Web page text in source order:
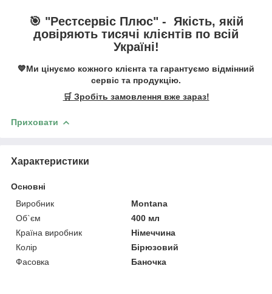
🎯 "Рестсервіс Плюс" - Якість, якій
довіряють тисячі клієнтів по всій
Україні!
💙Ми цінуємо кожного клієнта та гарантуємо відмінний
сервіс та продукцію.
🛒 Зробіть замовлення вже зараз!
Приховати
Характеристики
Основні
Виробник
Montana
Об`єм
400 мл
Країна виробник
Німеччина
Колір
Бірюзовий
Фасовка
Баночка